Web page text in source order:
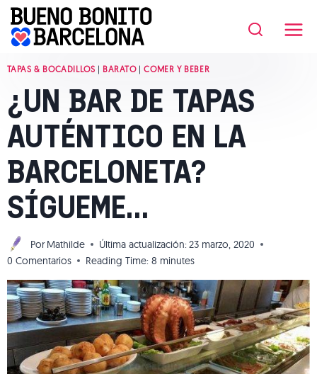
Saltar
contenido
TAPAS & BOCADILLOS | BARATO|COMER Y BEBER
¿UN BAR DE TAPAS
AUTÉNTICO EN LA
BARCELONETA?
SÍGUEME…
Por Mathilde Última actualización: 23 marzo, 2020
0 Comentarios
Reading Time: 8 minutes